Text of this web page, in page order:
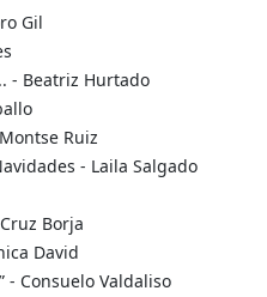
Gil
- Beatriz Hurtado
Ruiz
- Laila Salgado
Borja
David
- Consuelo Valdaliso